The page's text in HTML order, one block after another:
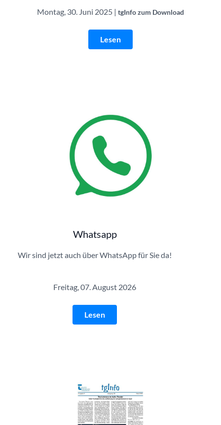
Montag, 30. Juni 2025 | tgInfo zum Download
Lesen
Whatsapp | © Canva | Lizenz:
Whatsapp
Wir sind jetzt auch über WhatsApp für Sie da!
Freitag, 07. August 2026
Lesen